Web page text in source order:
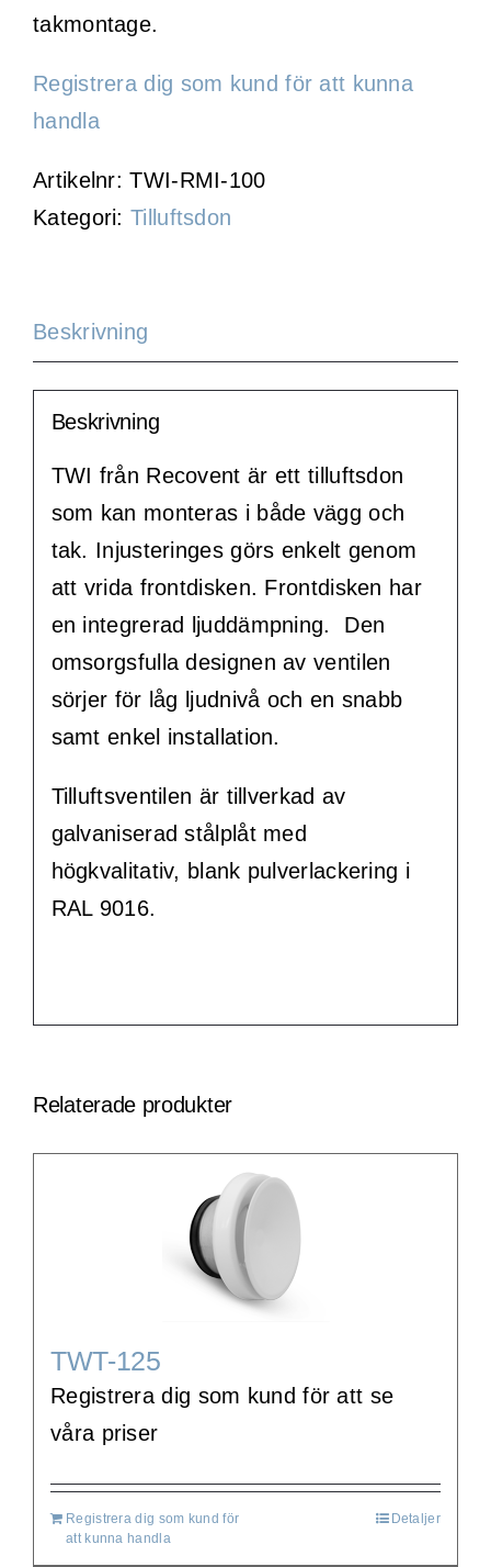
takmontage.
Registrera dig som kund för att kunna
handla
Artikelnr:TWI-RMI-100
Kategori:Tilluftsdon
Beskrivning
Beskrivning
TWI från Recovent är ett tilluftsdon
som kan monteras i både vägg och
tak. Injusteringes görs enkelt genom
att vrida frontdisken. Frontdisken har
en integrerad ljuddämpning. Den
omsorgsfulla designen av ventilen
sörjer för låg ljudnivå och en snabb
samt enkel installation.
Tilluftsventilen är tillverkad av
galvaniserad stålplåt med
högkvalitativ, blank pulverlackering i
RAL 9016.
Relaterade produkter
TWT-125
Registrera dig som kund för att se
våra priser
Registrera dig som kund för
att kunna handla
Detaljer